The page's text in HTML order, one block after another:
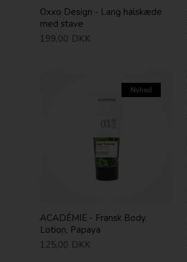
Oxxo Design - Lang halskæde
med stave
199,00 DKK
Nyhed
ACADÉMIE - Fransk Body
Lotion, Papaya
125,00 DKK